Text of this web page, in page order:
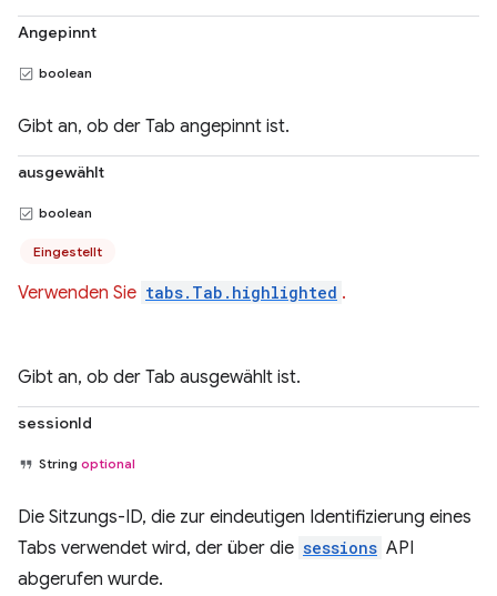
Angepinnt
boolean
Gibt an, ob der Tab angepinnt ist.
ausgewählt
boolean
Eingestellt
Verwenden Sie tabs.Tab.highlighted .
Gibt an, ob der Tab ausgewählt ist.
sessionId
String optional
Die Sitzungs-ID, die zur eindeutigen Identifizierung eines
Tabs verwendet wird, der über die sessions API
abgerufen wurde.